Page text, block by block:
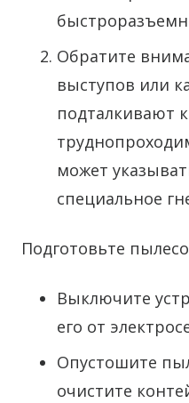
Обратите
выступов или
подталкивают
может
специальное
Подготовьте
Выключите
его от
Опустошите
очистите